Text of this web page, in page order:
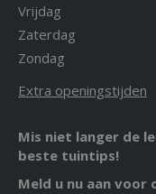
Vrijdag
Zaterdag
Zondag
Extra openingstijden
Mis niet langer de
beste tuintips!
Meld u nu aan voor